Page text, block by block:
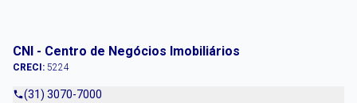
CNI - Centro de Negócios Imobiliários
CRECI: 5224
(31) 3070-7000